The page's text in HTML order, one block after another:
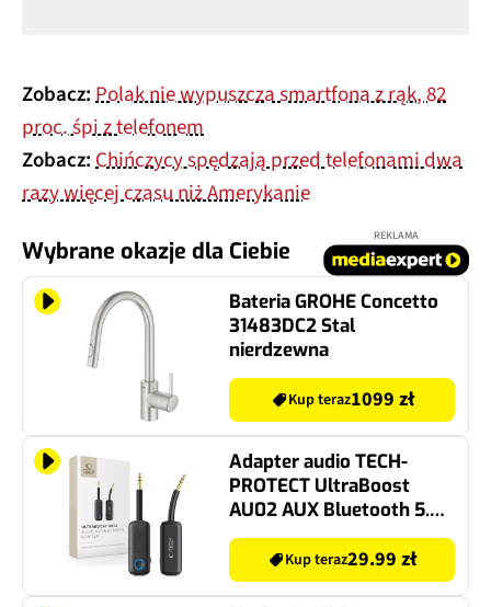
Zobacz:Polak nie wypuszcza smartfona z rąk, 82
proc. śpi z telefonem
Zobacz:Chińczycy spędzają przed telefonami dwa
razy więcej czasu niż Amerykanie
Wybrane okazje dla Ciebie
REKLAMA
Bateria GROHE Concetto
31483DC2 Stal
nierdzewna
Kup teraz1099 zł
Adapter audio TECH-
PROTECT UltraBoost
AU02 AUX Bluetooth 5.4
Czarny
Kup teraz29.99 zł